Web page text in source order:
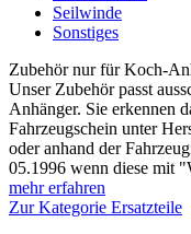
Seilwinde
Sonstiges
Zubehör nur für Koch-
Unser Zubehör passt
Anhänger. Sie erkennen
Fahrzeugschein unter
oder anhand der
05.1996 wenn diese mit
mehr erfahren
Zur Kategorie Ersatzteile